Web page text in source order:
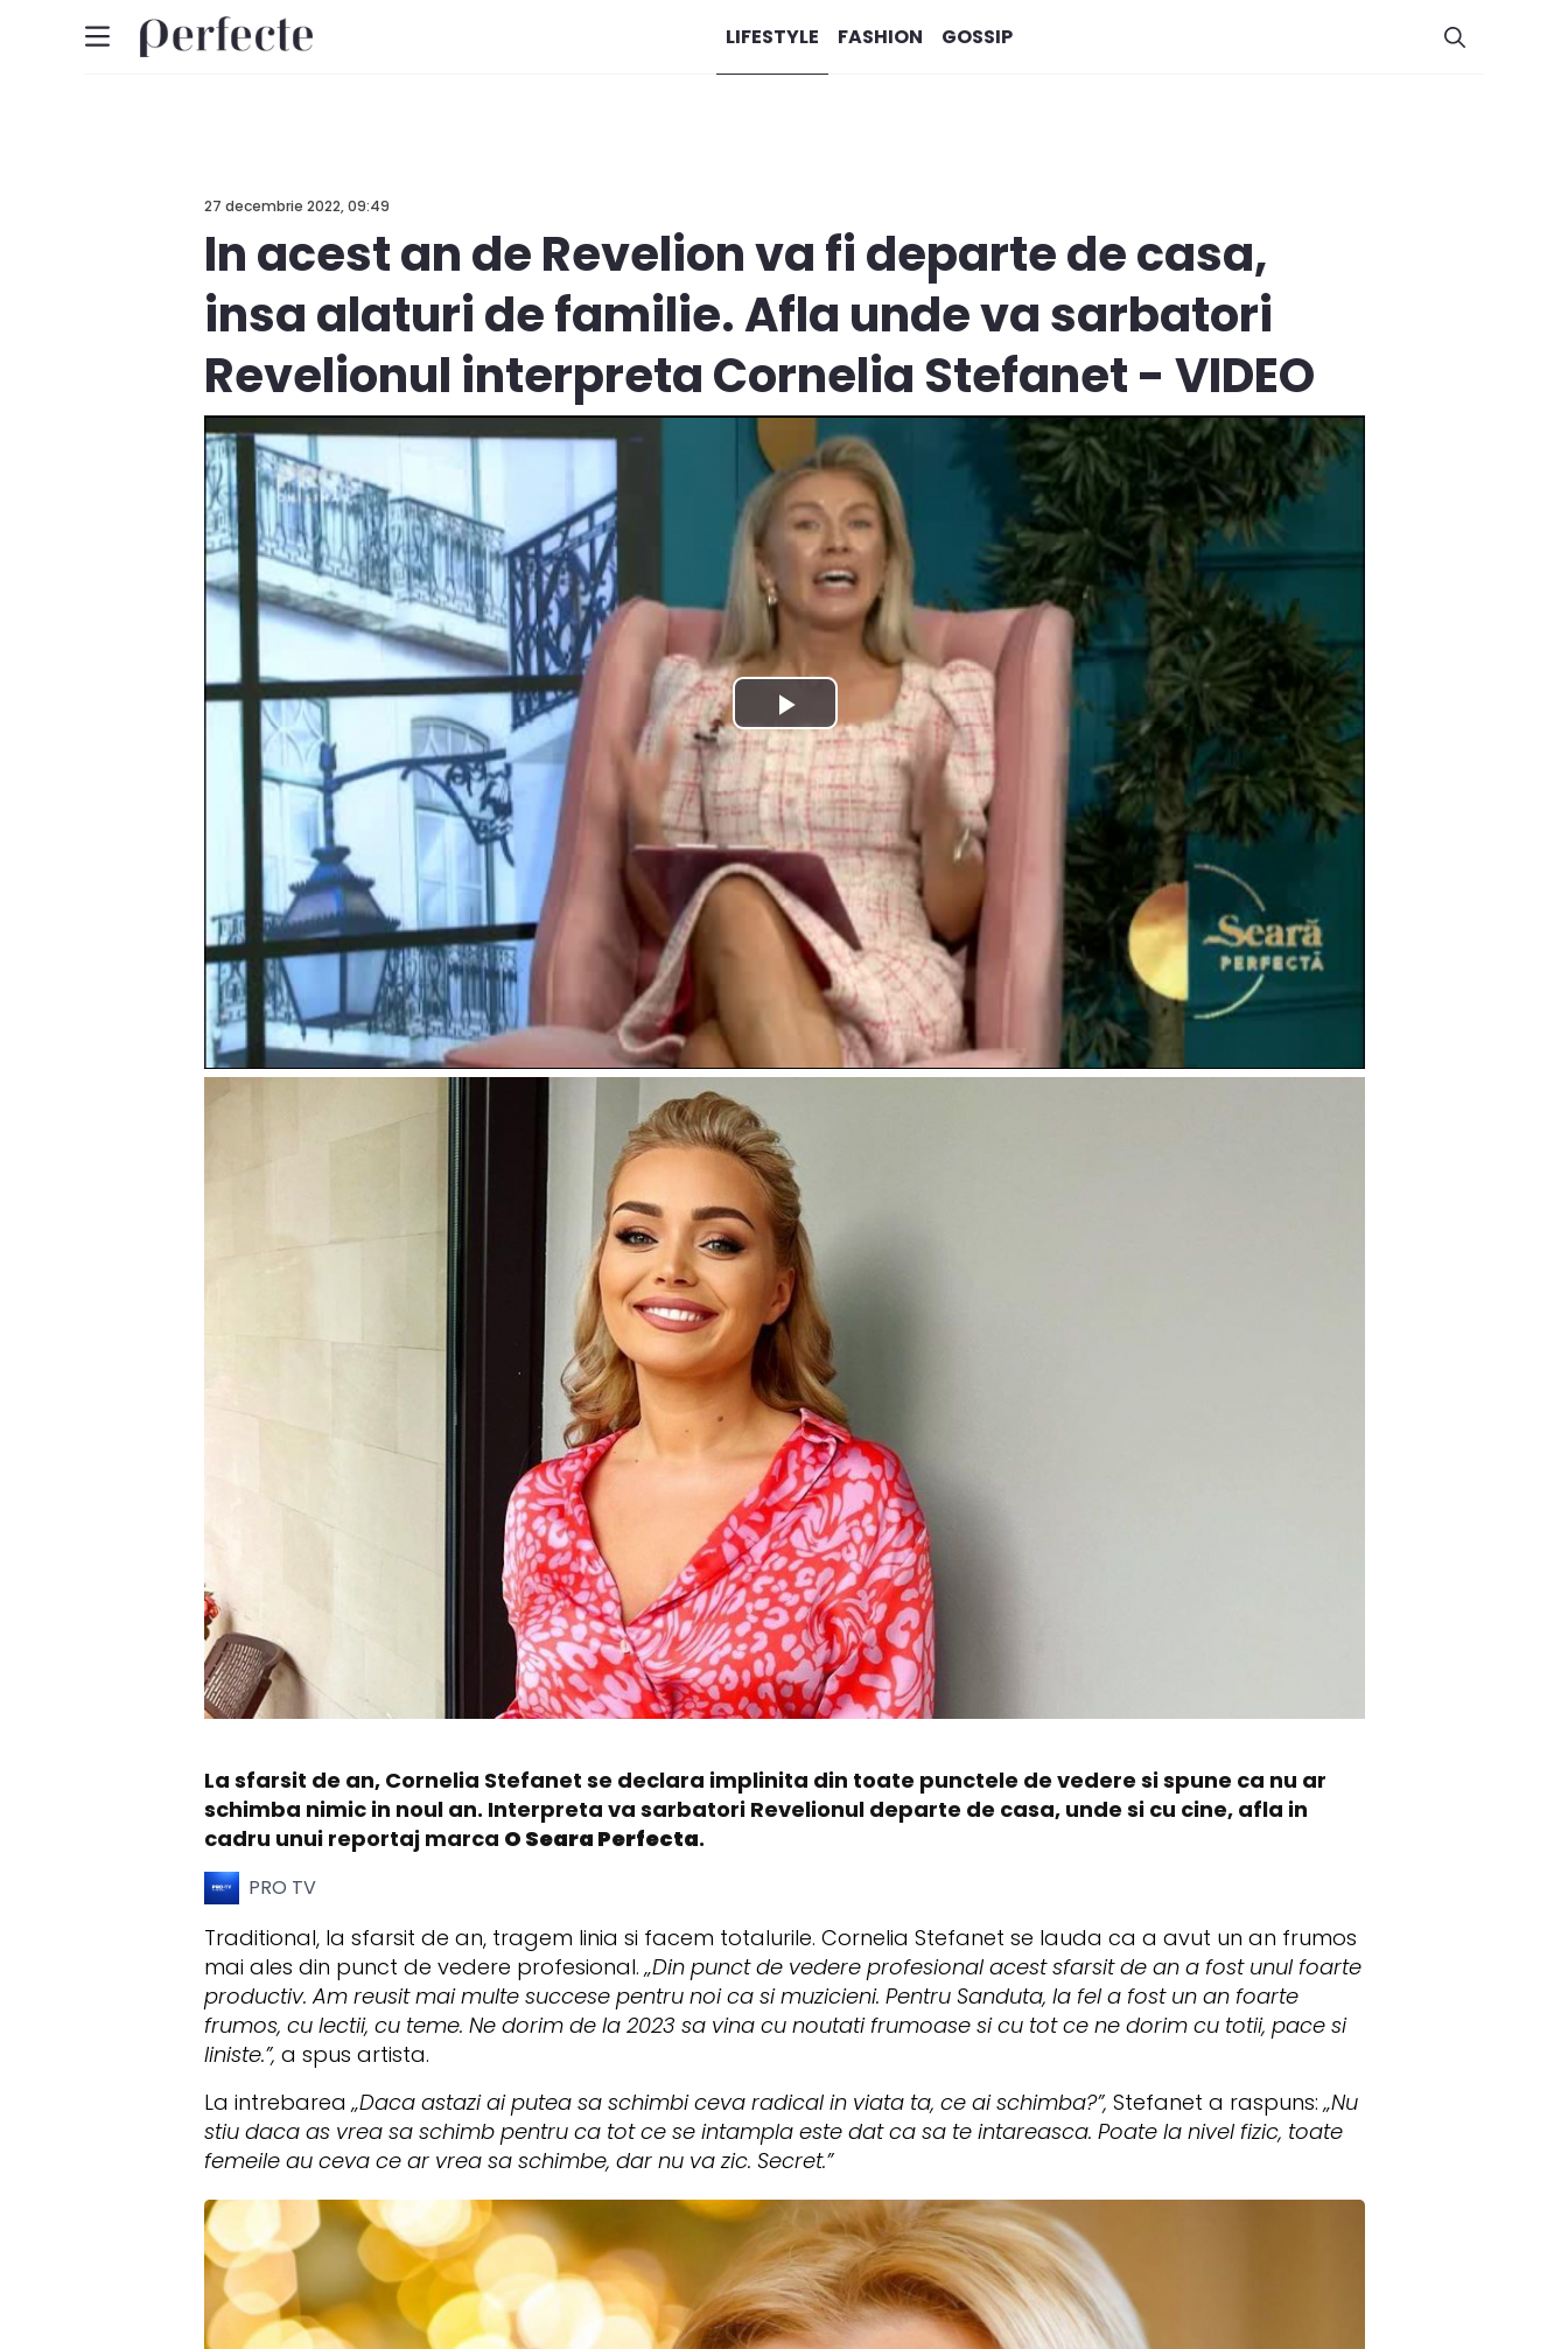
LIFESTYLE FASHION GOSSIP
27 decembrie 2022, 09:49
In acest an de Revelion va fi departe de casa,
insa alaturi de familie. Afla unde va sarbatori
Revelionul interpreta Cornelia Stefanet - VIDEO
La sfarsit de an, Cornelia Stefanet se declara implinita din toate punctele de vedere si spune ca nu ar
schimba nimic in noul an. Interpreta va sarbatori Revelionul departe de casa, unde si cu cine, afla in
cadru unui reportaj marca O Seara Perfecta.
PRO TV
Traditional, la sfarsit de an, tragem linia si facem totalurile. Cornelia Stefanet se lauda ca a avut un an frumos
mai ales din punct de vedere profesional. „Din punct de vedere profesional acest sfarsit de an a fost unul foarte
productiv. Am reusit mai multe succese pentru noi ca si muzicieni. Pentru Sanduta, la fel a fost un an foarte
frumos, cu lectii, cu teme. Ne dorim de la 2023 sa vina cu noutati frumoase si cu tot ce ne dorim cu totii, pace si
liniste.”, a spus artista.
La intrebarea„Daca astazi ai putea sa schimbi ceva radical in viata ta, ce ai schimba?”, Stefanet a raspuns: „Nu
stiu daca as vrea sa schimb pentru ca tot ce se intampla este dat ca sa te intareasca. Poate la nivel fizic, toate
femeile au ceva ce ar vrea sa schimbe, dar nu va zic. Secret.”